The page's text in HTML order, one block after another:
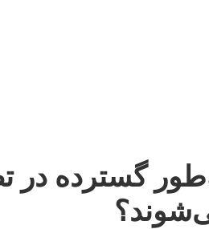
گسترده در